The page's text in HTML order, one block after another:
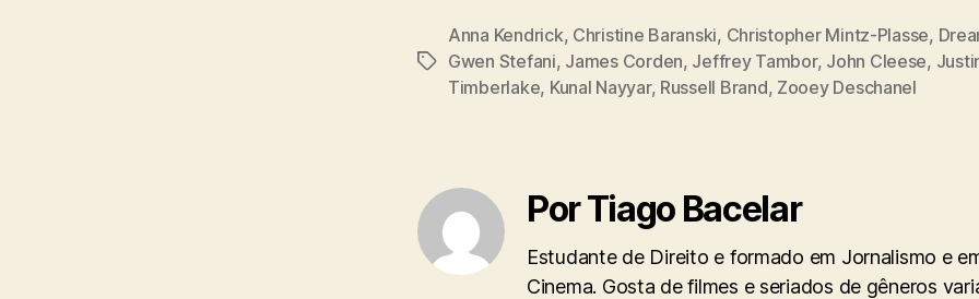
Tags
Anna Kendrick, Christine Baranski, Christopher Mintz-Plasse,
Gwen Stefani, James Corden, Jeffrey Tambor, John Cleese,
Timberlake, Kunal Nayyar, Russell Brand, Zooey Deschanel
Por Tiago Bacelar
Estudante de Direito e formado em Jornalismo e
Cinema. Gosta de filmes e seriados de gêneros